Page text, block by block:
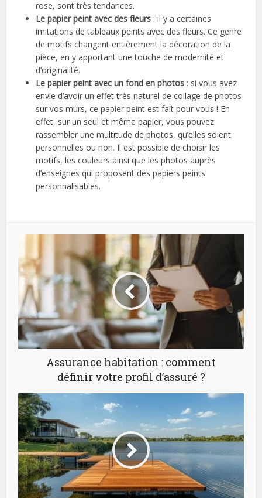
rose, sont très tendances.
Le papier peint avec des fleurs : il y a certaines
imitations de tableaux peints avec des fleurs. Ce genre
de motifs changent entièrement la décoration de la
pièce, en y apportant une touche de modernité et
d’originalité.
Le papier peint avec un fond en photos : si vous avez
envie d’avoir un effet très naturel de collage de photos
sur vos murs, ce papier peint est fait pour vous ! En
effet, sur un seul et même papier, vous pouvez
rassembler une multitude de photos, qu’elles soient
personnelles ou non. Il est possible de choisir les
motifs, les couleurs ainsi que les photos auprès
d’enseignes qui proposent des papiers peints
personnalisables.
Assurance habitation : comment
définir votre profil d’assuré ?